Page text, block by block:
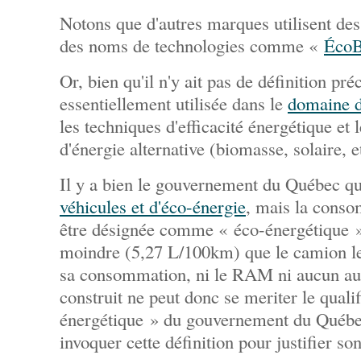
Notons que d'autres marques utilisent
des noms de technologies comme «
Or, bien qu'il n'y ait pas de définition
essentiellement utilisée dans le domaine
les techniques d'efficacité énergétique et
d'énergie alternative (biomasse, solaire,
Il y a bien le gouvernement du Québec
véhicules et d'éco-énergie, mais la
être désignée comme « éco-énergétique
moindre (5,27 L/100km) que le camion
sa consommation, ni le RAM ni aucun
construit ne peut donc se meriter le
énergétique » du gouvernement du
invoquer cette définition pour justifier